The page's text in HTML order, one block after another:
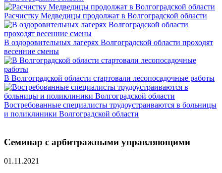
Расчистку Медведицы продолжат в Волгоградской области
В оздоровительных лагерях Волгоградской области проходят
весенние смены
В Волгоградской области стартовали лесопосадочные работы
Востребованные специалисты трудоустраиваются в больницы
и поликлиники Волгоградской области
Семинар с арбитражными управляющими
01.11.2021